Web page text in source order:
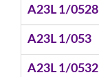
A23L 1/0528
A23L 1/053
A23L 1/0532